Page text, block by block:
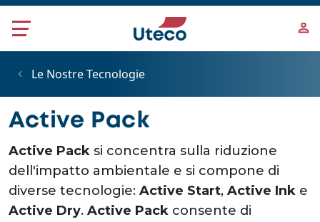
Salta al contenuto principale
Le Nostre Tecnologie
Active Pack
Active Pack si concentra sulla riduzione
dell'impatto ambientale e si compone di
diverse tecnologie: Active Start, Active Ink e
Active Dry. Active Pack consente di